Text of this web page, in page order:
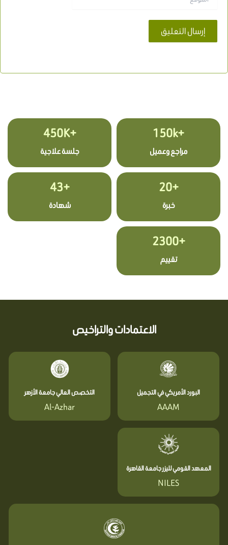
+150k
مراجع وعميل
+450K
جلسة علاجية
+20
خبرة
+43
شهادة
+2300
تقييم
الاعتمادات والتراخيص
البورد الأمريكي في التجميل
AAAM
التخصص العالي جامعة الأزهر
Al-Azhar
المعهد القومي لليزر جامعة القاهرة
NILES